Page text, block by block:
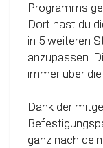
Programms
Dort hast du
in 5 weiteren
anzupassen.
immer über
Dank der
ganz nach